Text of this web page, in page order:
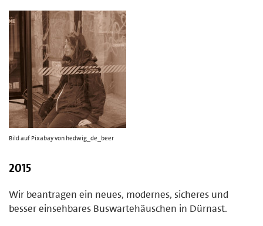
Bild auf Pixabay von hedwig_de_beer
2015
Wir beantragen ein neues, modernes, sicheres und
besser einsehbares Buswartehäuschen in Dürnast.